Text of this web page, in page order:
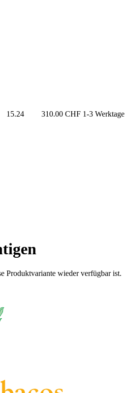
15.24 310.00 CHF 1-3 Werktage
Produktvariante wieder verfügbar ist.